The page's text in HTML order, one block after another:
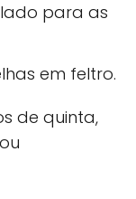
para as
em feltro.
de quinta,